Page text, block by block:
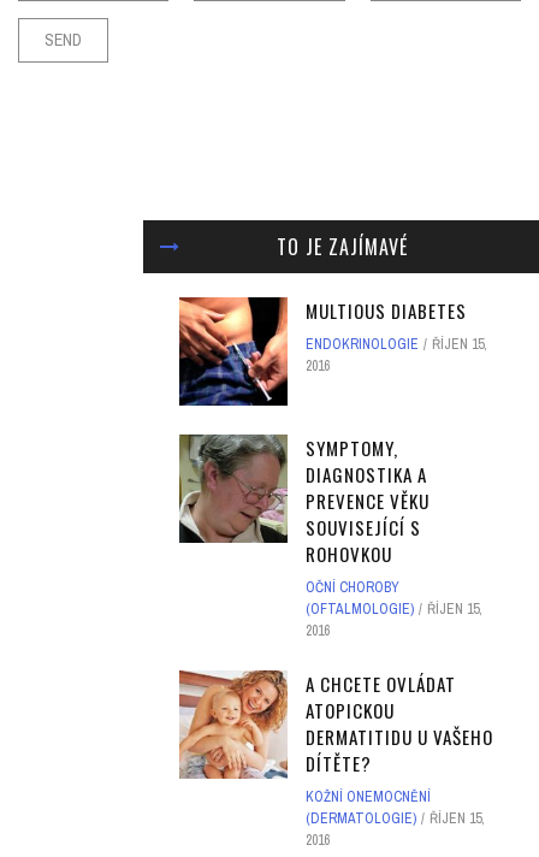
TO JE ZAJÍMAVÉ
MULTIOUS DIABETES
ENDOKRINOLOGIE
ŘÍJEN 15,
2016
SYMPTOMY,
DIAGNOSTIKA A
PREVENCE VĚKU
SOUVISEJÍCÍ S
ROHOVKOU
OČNÍ CHOROBY
(OFTALMOLOGIE)
ŘÍJEN 15,
2016
A CHCETE OVLÁDAT
ATOPICKOU
DERMATITIDU U VAŠEHO
DÍTĚTE?
KOŽNÍ ONEMOCNĚNÍ
(DERMATOLOGIE)
ŘÍJEN 15,
2016